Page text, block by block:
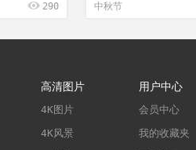
290 中秋节
高清图片
4K图片
4K风景
用户中心
会员中心
我的收藏夹